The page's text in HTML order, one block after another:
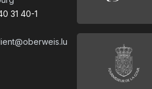
31 40-1